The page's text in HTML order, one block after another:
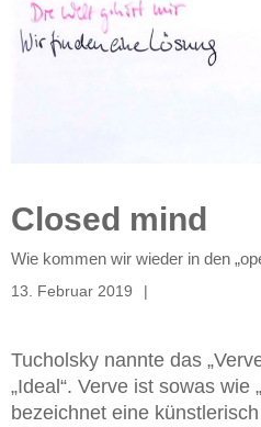
Closed mind
Wie kommen wir wieder in den
13. Februar 2019
Tucholsky nannte das
„Ideal“. Verve ist sowas wie
bezeichnet eine